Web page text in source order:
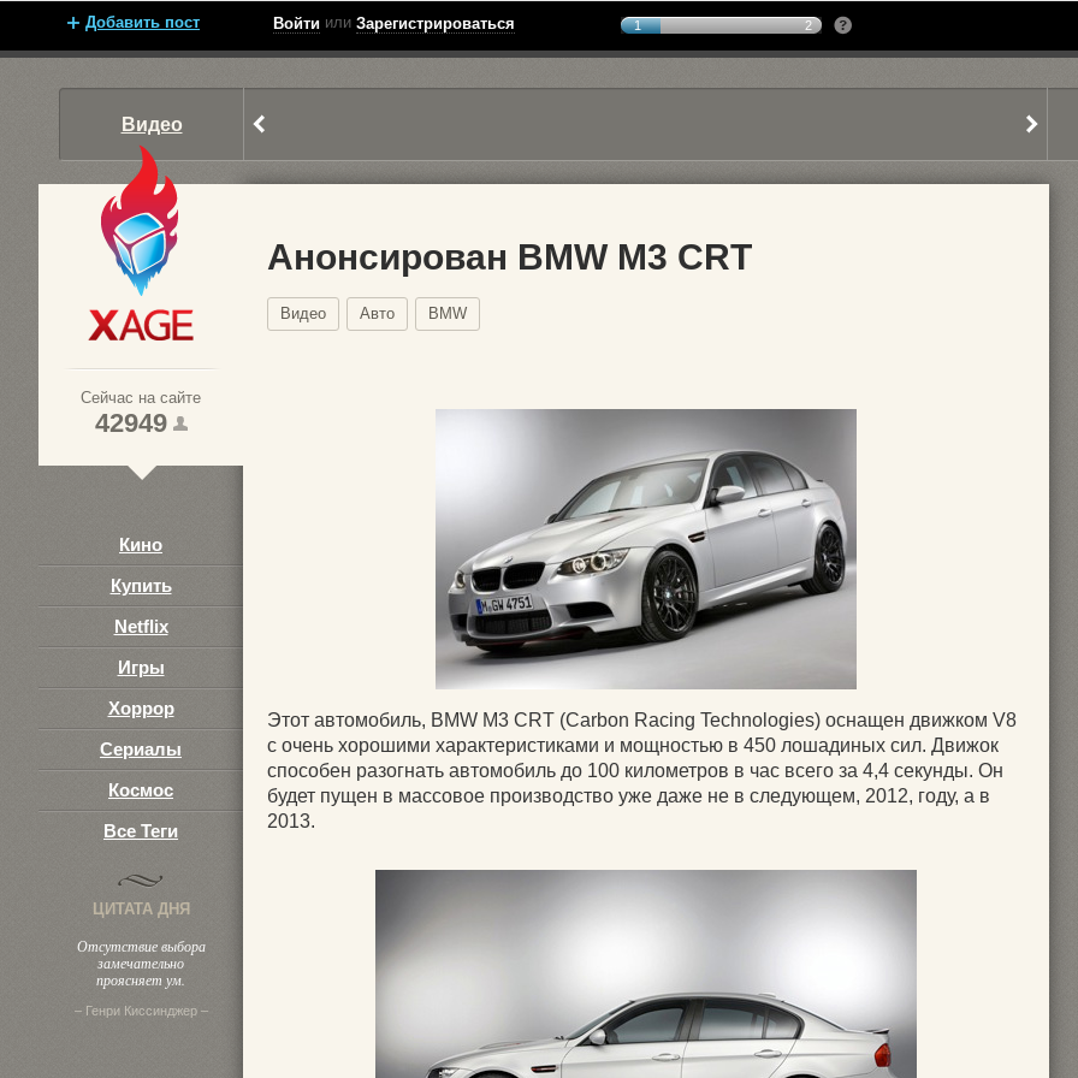
Добавить пост Войти или Зарегистрироваться 1 2
Видео
Сейчас на сайте
42949
Кино
Купить
Netflix
Игры
Хоррор
Сериалы
Космос
Все Теги
ЦИТАТА ДНЯ
Отсутствие выбора
замечательно
проясняет ум.
– Генри Киссинджер –
Анонсирован BMW M3 CRT
Видео Авто BMW
Этот автомобиль, BMW M3 CRT (Carbon Racing Technologies) оснащен движком V8
с очень хорошими характеристиками и мощностью в 450 лошадиных сил. Движок
способен разогнать автомобиль до 100 километров в час всего за 4,4 секунды. Он
будет пущен в массовое производство уже даже не в следующем, 2012, году, а в
2013.